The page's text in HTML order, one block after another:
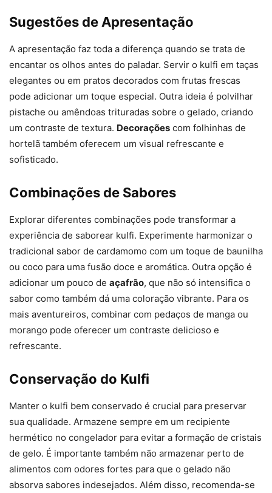
Sugestões de Apresentação
A apresentação faz toda a diferença quando se trata de
encantar os olhos antes do paladar. Servir o kulfi em taças
elegantes ou em pratos decorados com frutas frescas
pode adicionar um toque especial. Outra ideia é polvilhar
pistache ou amêndoas trituradas sobre o gelado, criando
um contraste de textura. Decorações com folhinhas de
hortelã também oferecem um visual refrescante e
sofisticado.
Combinações de Sabores
Explorar diferentes combinações pode transformar a
experiência de saborear kulfi. Experimente harmonizar o
tradicional sabor de cardamomo com um toque de baunilha
ou coco para uma fusão doce e aromática. Outra opção é
adicionar um pouco de açafrão, que não só intensifica o
sabor como também dá uma coloração vibrante. Para os
mais aventureiros, combinar com pedaços de manga ou
morango pode oferecer um contraste delicioso e
refrescante.
Conservação do Kulfi
Manter o kulfi bem conservado é crucial para preservar
sua qualidade. Armazene sempre em um recipiente
hermético no congelador para evitar a formação de cristais
de gelo. É importante também não armazenar perto de
alimentos com odores fortes para que o gelado não
absorva sabores indesejados. Além disso, recomenda-se